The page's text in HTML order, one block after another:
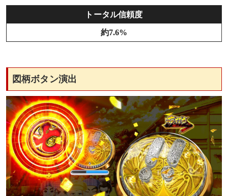
トータル信頼度
約7.6%
図柄ボタン演出